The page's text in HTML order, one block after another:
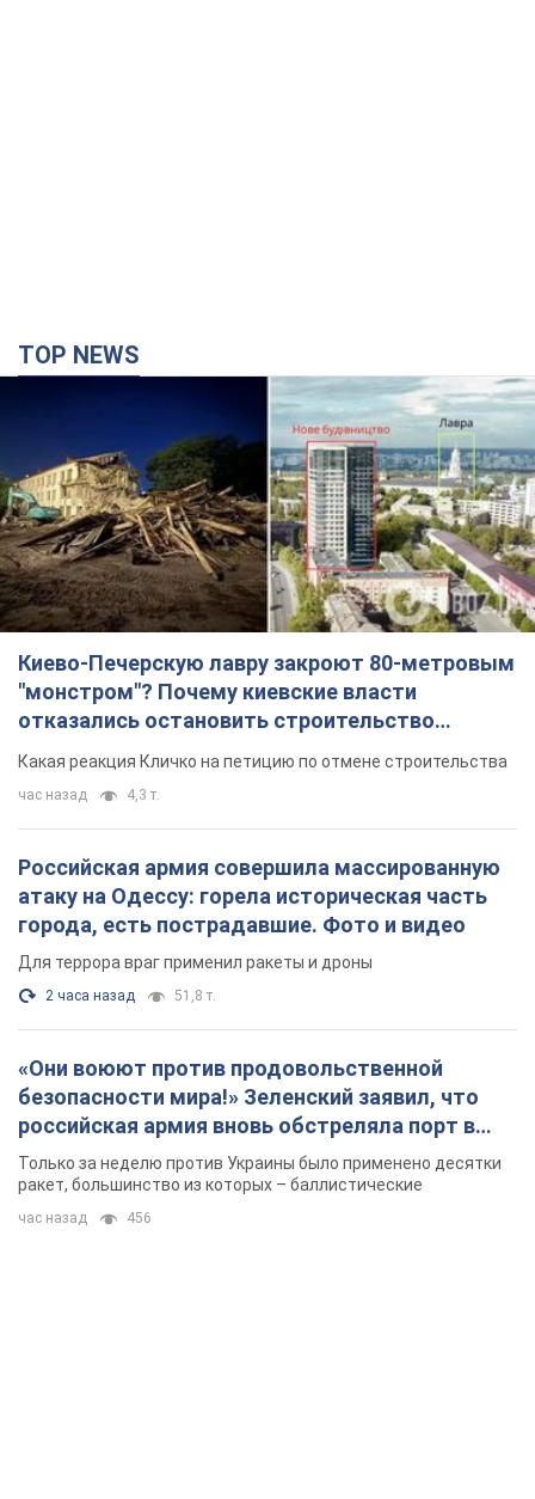
TOP NEWS
Киево-Печерскую лавру закроют 80-метровым
"монстром"? Почему киевские власти
отказались остановить строительство
небоскреба "московского верующего"
Какая реакция Кличко на петицию по отмене строительства
час назад 4,3 т.
Российская армия совершила массированную
атаку на Одессу: горела историческая часть
города, есть пострадавшие. Фото и видео
Для террора враг применил ракеты и дроны
2 часа назад 51,8 т.
«Они воюют против продовольственной
безопасности мира!» Зеленский заявил, что
российская армия вновь обстреляла порт в
Одессе
Только за неделю против Украины было применено десятки
ракет, большинство из которых – баллистические
час назад 456